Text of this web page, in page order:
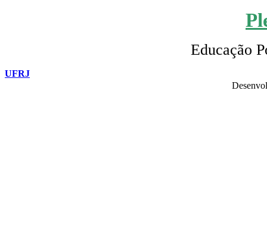
Educação
UFRJ